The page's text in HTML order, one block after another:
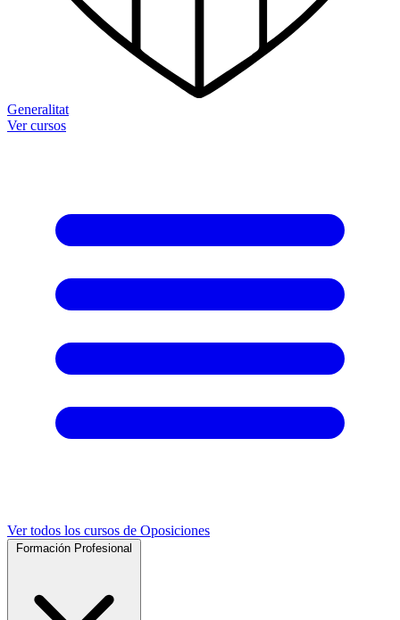
Generalitat
Ver cursos
Ver todos los cursos de Oposiciones
Formación Profesional